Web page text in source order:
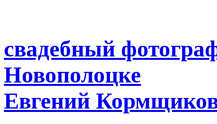
свадебный
Новополоцке
Евгений